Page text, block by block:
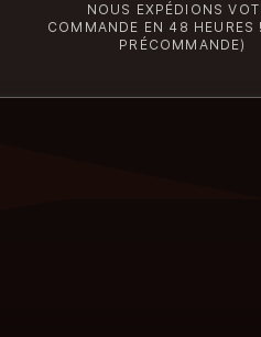
NOUS EXPÉDIONS
COMMANDE EN 48 HEURES
PRÉCOMMANDE)